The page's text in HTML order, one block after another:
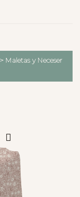
> Maletas y Neceser